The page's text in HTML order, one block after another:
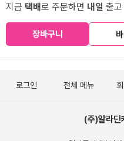
지금 택배로 주문하면 내일 출
장바구니
로그인 전체 메뉴
(주)알라딘